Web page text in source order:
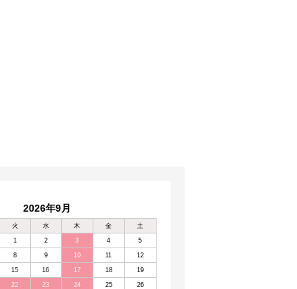
2026年9月
火 水 木 金 土
1 2 3 4 5
8 9 10 11 12
15 16 17 18 19
22 23 24 25 26